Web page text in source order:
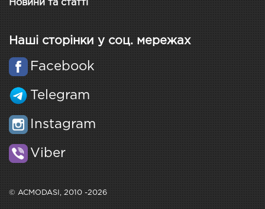
Новини та статті
Наші сторінки у соц. мережах
Facebook
Telegram
Instagram
Viber
© ACMODASI, 2010 -2026